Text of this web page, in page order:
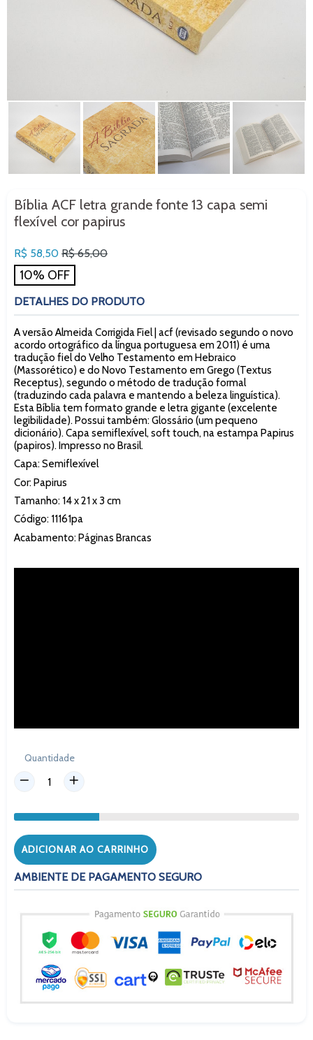
Bíblia ACF letra grande fonte 13 capa semi
flexível cor papirus
Preço
normal
R$ 58,50 R$ 65,00
10% OFF
DETALHES DO PRODUTO
A versão Almeida Corrigida Fiel | acf (revisado segundo o novo
acordo ortográfico da língua portuguesa em 2011) é uma
tradução fiel do Velho Testamento em Hebraico
(Massorético) e do Novo Testamento em Grego (Textus
Receptus), segundo o método de tradução formal
(traduzindo cada palavra e mantendo a beleza linguística).
Esta Bíblia tem formato grande e letra gigante (excelente
legibilidade). Possui também: Glossário (um pequeno
dicionário). Capa semiflexível, soft touch, na estampa Papirus
(papiros). Impresso no Brasil.
Capa: Semiflexível
Cor: Papirus
Tamanho: 14 x 21 x 3 cm
Código: 11161pa
Acabamento: Páginas Brancas
Quantidade
ADICIONAR AO CARRINHO
AMBIENTE DE PAGAMENTO SEGURO